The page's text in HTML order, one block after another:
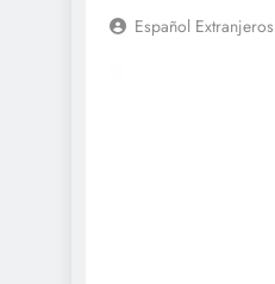
Español Extranjeros